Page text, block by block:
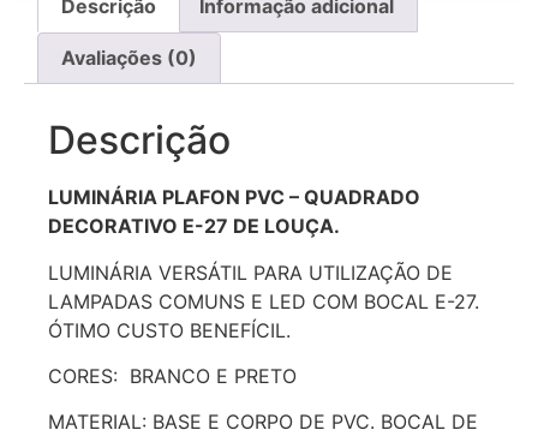
Descrição Informação adicional
Avaliações (0)
Descrição
LUMINÁRIA PLAFON PVC – QUADRADO
DECORATIVO E-27 DE LOUÇA.
LUMINÁRIA VERSÁTIL PARA UTILIZAÇÃO DE
LAMPADAS COMUNS E LED COM BOCAL E-27.
ÓTIMO CUSTO BENEFÍCIL.
CORES: BRANCO E PRETO
MATERIAL: BASE E CORPO DE PVC. BOCAL DE